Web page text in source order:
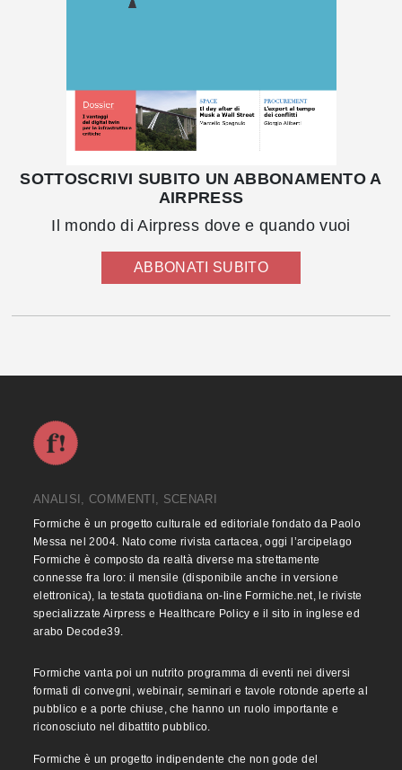
SOTTOSCRIVI SUBITO UN ABBONAMENTO A
AIRPRESS
Il mondo di Airpress dove e quando vuoi
ABBONATI SUBITO
ANALISI, COMMENTI, SCENARI
Formiche è un progetto culturale ed editoriale fondato da Paolo
Messa nel 2004. Nato come rivista cartacea, oggi l’arcipelago
Formiche è composto da realtà diverse ma strettamente
connesse fra loro: il mensile (disponibile anche in versione
elettronica), la testata quotidiana on-line Formiche.net, le riviste
specializzate Airpress e Healthcare Policy e il sito in inglese ed
arabo Decode39.
Formiche vanta poi un nutrito programma di eventi nei diversi
formati di convegni, webinair, seminari e tavole rotonde aperte al
pubblico e a porte chiuse, che hanno un ruolo importante e
riconosciuto nel dibattito pubblico.
Formiche è un progetto indipendente che non gode del